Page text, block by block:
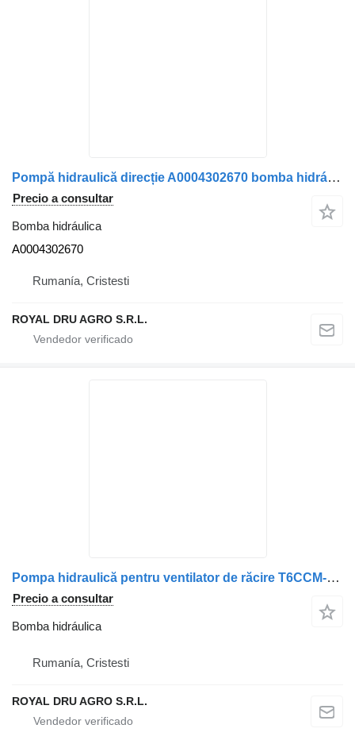
Pompă hidraulică direcție A0004302670 bomba hidráulica para Mercedes-Benz 0004302670 camión
Precio a consultar
Bomba hidráulica
A0004302670
Rumanía, Cristesti
ROYAL DRU AGRO S.R.L.
Pompa hidraulică pentru ventilator de răcire T6CCM-B22B-143R02D1 bomba hidráulica para Mercedes-Benz T6CCMB22B143R02D111 camión
Precio a consultar
Bomba hidráulica
Rumanía, Cristesti
ROYAL DRU AGRO S.R.L.